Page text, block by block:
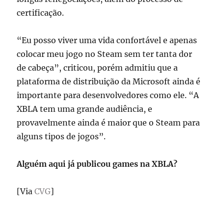
certificação.
“Eu posso viver uma vida confortável e apenas
colocar meu jogo no Steam sem ter tanta dor
de cabeça”, criticou, porém admitiu que a
plataforma de distribuição da Microsoft ainda é
importante para desenvolvedores como ele. “A
XBLA tem uma grande audiência, e
provavelmente ainda é maior que o Steam para
alguns tipos de jogos”.
Alguém aqui já publicou games na XBLA?
[ViaCVG]